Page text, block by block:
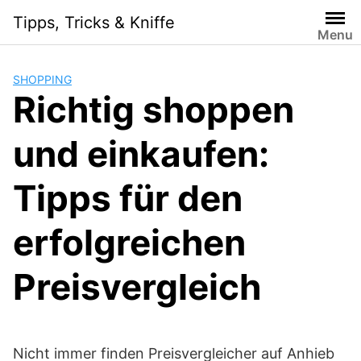
content
Tipps, Tricks & Kniffe
Menu
SHOPPING
Richtig shoppen
und einkaufen:
Tipps für den
erfolgreichen
Preisvergleich
Nicht immer finden Preisvergleicher auf Anhieb